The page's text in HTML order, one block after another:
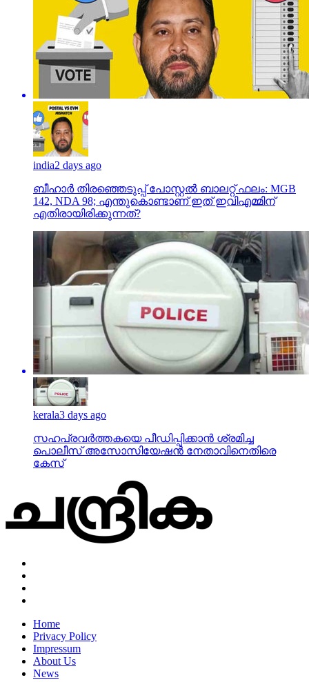
india2 days ago
ബീഹാർ തിരഞ്ഞെടുപ്പ് പോസ്റ്റൽ ബാലറ്റ് ഫലം: MGB
142, NDA 98; എന്തുകൊണ്ടാണ് ഇത് ഇവിഎമ്മിന്
എതിരായിരിക്കുന്നത്?
kerala3 days ago
സഹപ്രവര്‍ത്തകയെ പീഡിപ്പിക്കാന്‍ ശ്രമിച്ച
പൊലീസ് അസോസിയേഷന്‍ നേതാവിനെതിരെ
കേസ്
Home
Privacy Policy
Impressum
About Us
News